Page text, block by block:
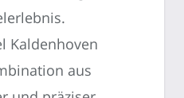
Kaldenhoven
aus